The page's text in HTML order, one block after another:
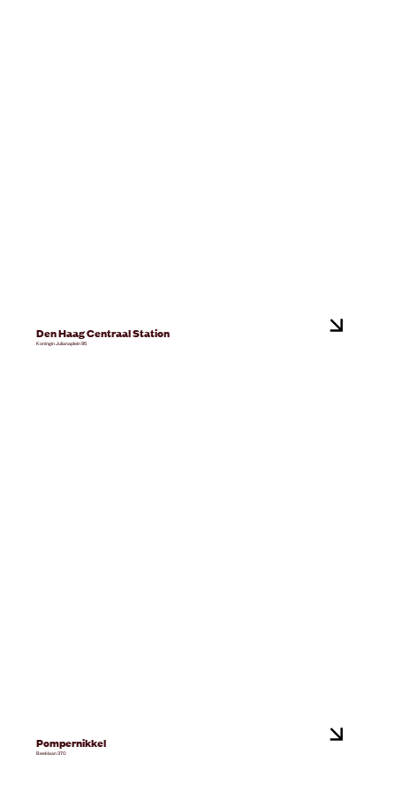
Den Haag Centraal Station
Koningin Julianaplein 95
Pompernikkel
Beeklaan 370